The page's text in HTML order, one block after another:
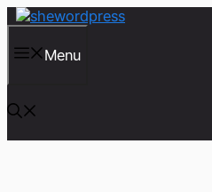
컨
츠
건
너
뛰
기
Menu